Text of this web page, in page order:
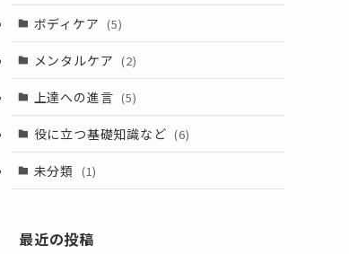
ボディケア (5)
メンタルケア (2)
上達への進言 (5)
役に立つ基礎知識など (6)
未分類 (1)
最近の投稿